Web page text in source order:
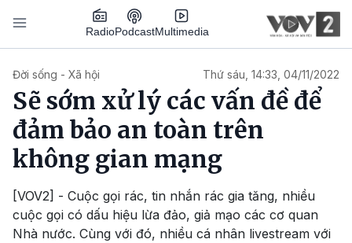
Nhảy đến nội dung
RadioPodcastMultimedia
Đời sống - Xã hội Thứ sáu, 14:33, 04/11/2022
Sẽ sớm xử lý các vấn đề để
đảm bảo an toàn trên
không gian mạng
[VOV2] - Cuộc gọi rác, tin nhắn rác gia tăng, nhiều
cuộc gọi có dấu hiệu lừa đảo, giả mạo các cơ quan
Nhà nước. Cùng với đó, nhiều cá nhân livestream với